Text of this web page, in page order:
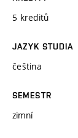
5 kreditů
JAZYK STUDIA
čeština
SEMESTR
zimní